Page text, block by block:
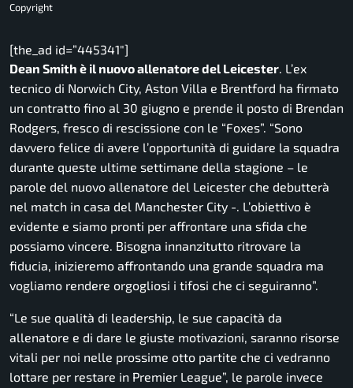
Copyright
[the_ad id=”445341″]
Dean Smith è il nuovo allenatore del Leicester. L’ex
tecnico di Norwich City, Aston Villa e Brentford ha firmato
un contratto fino al 30 giugno e prende il posto di Brendan
Rodgers, fresco di rescissione con le “Foxes”. “Sono
davvero felice di avere l’opportunità di guidare la squadra
durante queste ultime settimane della stagione – le
parole del nuovo allenatore del Leicester che debutterà
nel match in casa del Manchester City -. L’obiettivo è
evidente e siamo pronti per affrontare una sfida che
possiamo vincere. Bisogna innanzitutto ritrovare la
fiducia, inizieremo affrontando una grande squadra ma
vogliamo rendere orgogliosi i tifosi che ci seguiranno”.
“Le sue qualità di leadership, le sue capacità da
allenatore e di dare le giuste motivazioni, saranno risorse
vitali per noi nelle prossime otto partite che ci vedranno
lottare per restare in Premier League”, le parole invece